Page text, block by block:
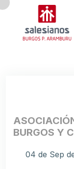
BURGOS Y
04 de Sep